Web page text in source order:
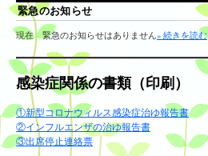
緊急のお知らせ
現在 緊急のお知らせはありません» 続きを読む
感染症関係の書類（印刷）
①新型コロナウィルス感染症治ゆ報告書
②インフルエンザの治ゆ報告書
③出席停止連絡票